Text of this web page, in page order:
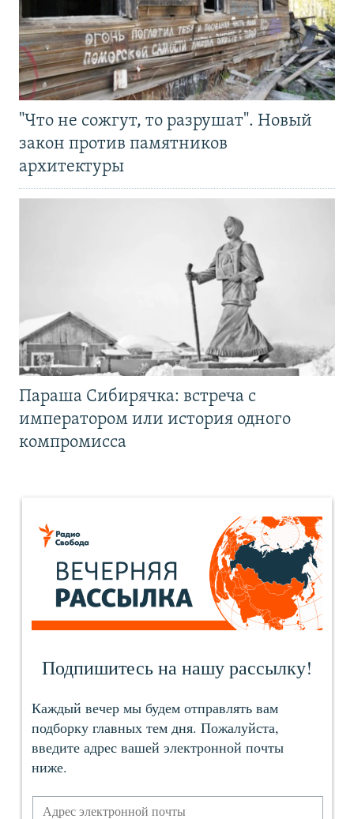
"Что не сожгут, то разрушат". Новый
закон против памятников
архитектуры
Параша Сибирячка: встреча с
императором или история одного
компромисса